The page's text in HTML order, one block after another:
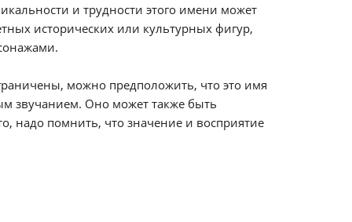
и трудности этого имени может
исторических или культурных фигур,
можно предположить, что это имя
звучанием. Оно может также быть
надо помнить, что значение и восприятие